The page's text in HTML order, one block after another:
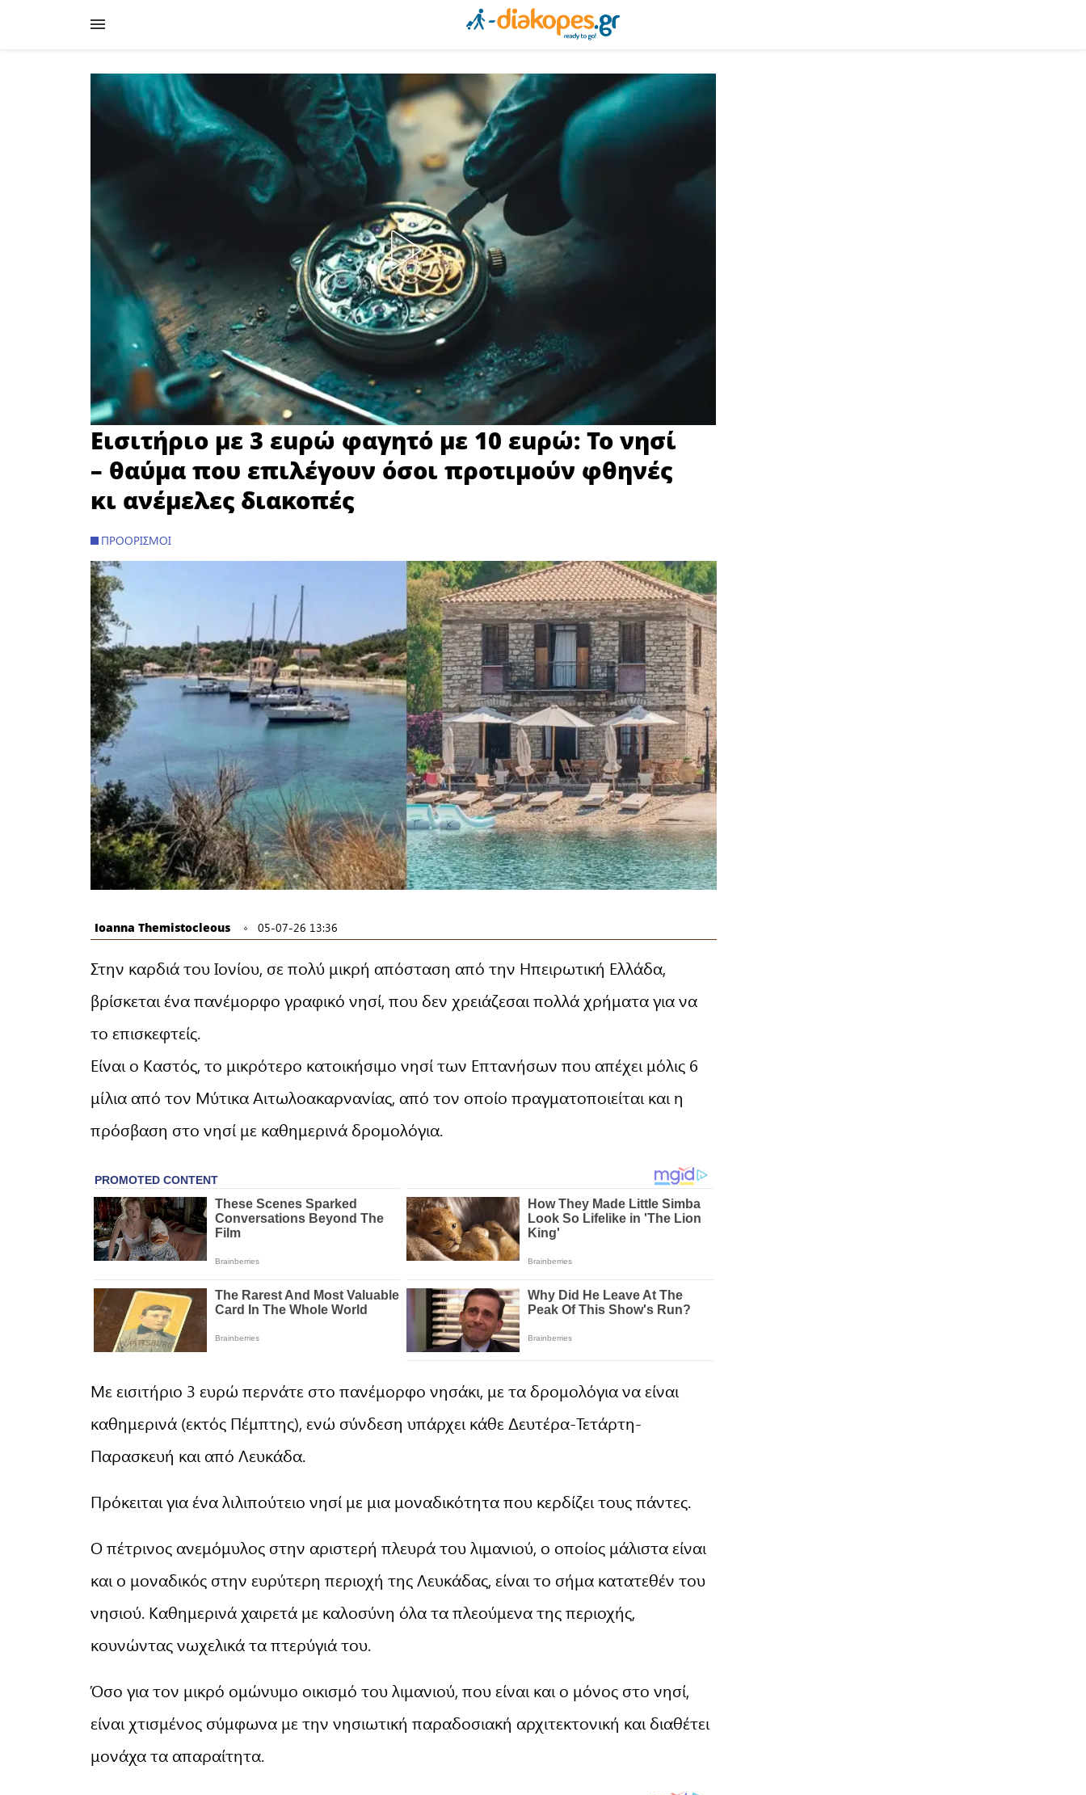
Εισιτήριο με 3 εuρώ φαγητό με 10 εuρώ: Το νησί
– θαύμα που επιλέγουν όσοι προτιμούν φθηνές
κι ανέμελες διακοπές
ΠΡΟΟΡΙΣΜΟΊ
Ioanna Themistocleous 05-07-26 13:36
Στην καρδιά του Ιονίου, σε πολύ μικρή απόσταση από την Ηπειρωτική Ελλάδα,
βρίσκεται ένα πανέμορφο γραφικό νησί, που δεν χρειάζεσαι πολλά χρήματα για να
το επισκεφτείς.
Είναι ο Καστός, το μικρότερο κατοικήσιμο νησί των Επτανήσων που απέχει μόλις 6
μίλια από τον Μύτικα Αιτωλοακαρνανίας, από τον οποίο πραγματοποιείται και η
πρόσβαση στο νησί με καθημερινά δρομολόγια.
Με εισιτήριο 3 ευρώ περνάτε στο πανέμορφο νησάκι, με τα δρομολόγια να είναι
καθημερινά (εκτός Πέμπτης), ενώ σύνδεση υπάρχει κάθε Δευτέρα-Τετάρτη-
Παρασκευή και από Λευκάδα.
Πρόκειται για ένα λιλιπούτειο νησί με μια μοναδικότητα που κερδίζει τους πάντες.
Ο πέτρινος ανεμόμυλος στην αριστερή πλευρά του λιμανιού, ο οποίος μάλιστα είναι
και ο μοναδικός στην ευρύτερη περιοχή της Λευκάδας, είναι το σήμα κατατεθέν του
νησιού. Καθημερινά χαιρετά με καλοσύνη όλα τα πλεούμενα της περιοχής,
κουνώντας νωχελικά τα πτερύγιά του.
Όσο για τον μικρό ομώνυμο οικισμό του λιμανιού, που είναι και ο μόνος στο νησί,
είναι χτισμένος σύμφωνα με την νησιωτική παραδοσιακή αρχιτεκτονική και διαθέτει
μονάχα τα απαραίτητα.